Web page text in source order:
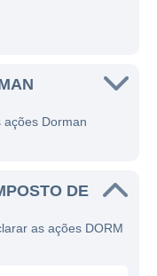
a
da
manutenção
é a
vasta gama
Dorman
DE
as ações DORM